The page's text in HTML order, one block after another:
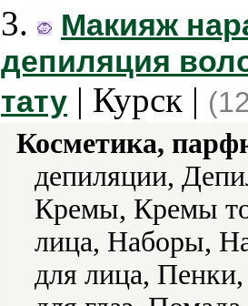
3.
Макияж
депиляция
тату | Курск |
Косметика,
депиляции,
Кремы, Кремы
лица, Наборы,
для лица,